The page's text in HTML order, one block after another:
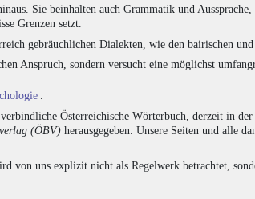
Sie beinhalten auch Grammatik und
Grenzen setzt.
gebräuchlichen Dialekten, wie den bairischen und
Anspruch, sondern versucht eine möglichst
Österreichische Wörterbuch, derzeit in der
(ÖBV) herausgegeben. Unsere Seiten und alle
von uns explizit nicht als Regelwerk betrachtet,